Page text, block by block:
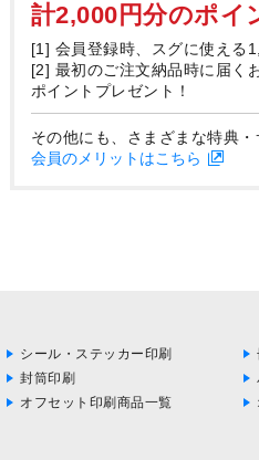
計2,000円分のポイ
[1] 会員登録時、スグに使える
[2] 最初のご注文納品時に届く
ポイントプレゼント！
その他にも、さまざまな特典
会員のメリットはこちら
シール・ステッカー印刷
封筒印刷
オフセット印刷商品一覧